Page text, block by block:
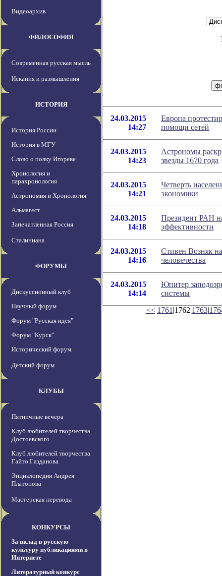
Видеоархив
ФИЛОСОФИЯ
Современная русская мысль
Искания и размышления
ИСТОРИЯ
История России
История в МГУ
Слово о полку Игореве
Хронология и
парахронология
Астрономия и Хронология
Альмагест
Запечатленная Россия
Сталиниана
ФОРУМЫ
Дискуссионный клуб
Научный форум
Форум "Русская идея"
Форум "Курск"
Исторический форум
Детский форум
КЛУБЫ
Пятничные вечера
Клуб любителей творчества
Достоевского
Клуб любителей творчества
Гайто Газданова
Энциклопедия Андрея
Платонова
Мастерская перевода
КОНКУРСЫ
За вклад в русскую
культуру публикациями в
Интернете
Литературный конкурс
24.03.2015
14:27
Европа
помощи сетей
24.03.2015
14:23
Астрономы
звезды 1670 года
24.03.2015
14:21
Четверть
экономики
24.03.2015
14:18
Президент РАН
эффективности
24.03.2015
14:16
Стивен Возняк
человечества
24.03.2015
14:14
Юпитер
системы
<< 1761 |1762|1763|